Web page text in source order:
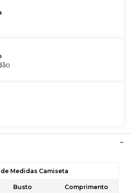
Medidas Camiseta
Busto Comprimento